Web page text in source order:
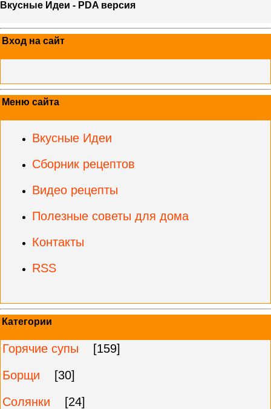
Вкусные Идеи - PDA версия
Вход на сайт
Меню сайта
Вкусные Идеи
Сборник рецептов
Видео рецепты
Полезные советы для дома
Контакты
RSS
Категории
Горячие супы
[159]
Борщи
[30]
Солянки
[24]